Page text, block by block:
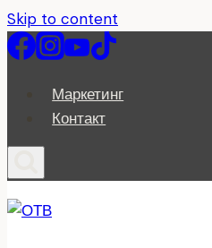
Skip to content
Маркетинг
Контакт